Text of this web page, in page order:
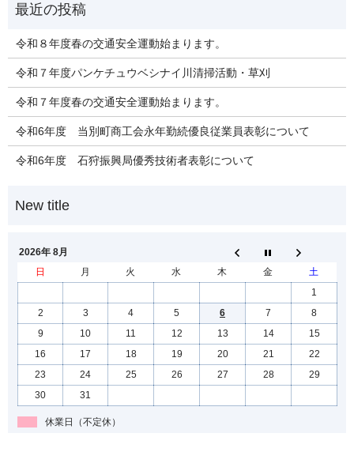
令和８年度春の交通安全運動始まります。
令和７年度パンケチュウベシナイ川清掃活動・草刈
令和７年度春の交通安全運動始まります。
令和6年度 当別町商工会永年勤続優良従業員表彰について
令和6年度 石狩振興局優秀技術者表彰について
2026年 8月
日
月 火 水 木 金
土
1
2
3 4 5 6 7
8
9
10 11 12 13 14
15
16
17 18 19 20 21
22
23
24 25 26 27 28
29
30
31
休業日（不定休）